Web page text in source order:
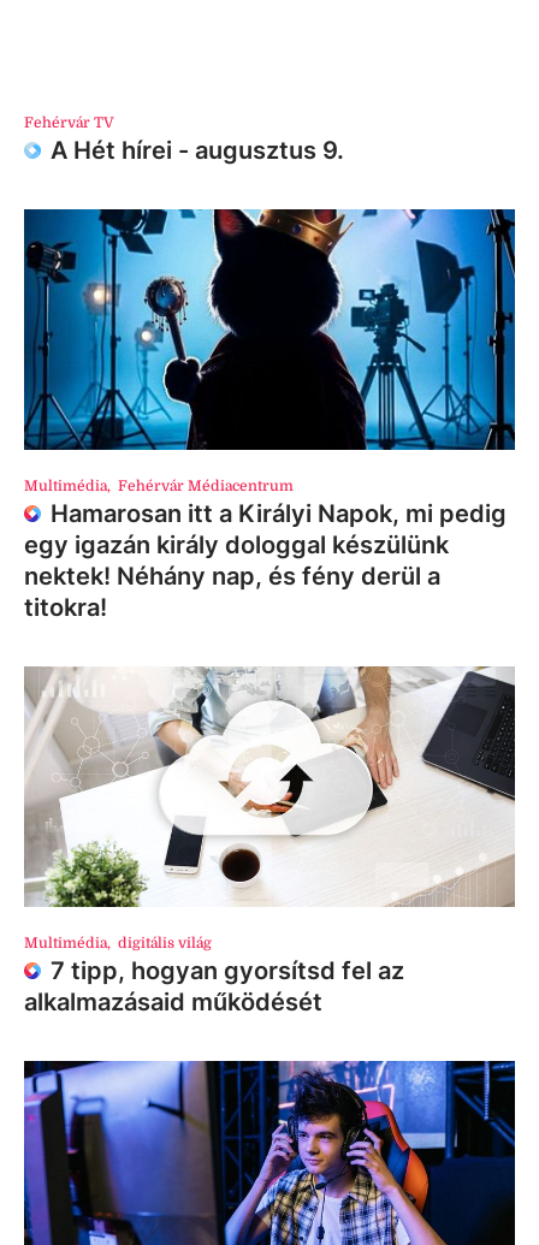
Fehérvár TV
A Hét hírei - augusztus 9.
Multimédia, Fehérvár Médiacentrum
Hamarosan itt a Királyi Napok, mi pedig
egy igazán király dologgal készülünk
nektek! Néhány nap, és fény derül a
titokra!
Multimédia, digitális világ
7 tipp, hogyan gyorsítsd fel az
alkalmazásaid működését